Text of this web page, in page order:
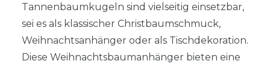
Tannenbaumkugeln sind vielseitig einsetzbar,
sei es als klassischer Christbaumschmuck,
Weihnachtsanhänger oder als Tischdekoration.
Diese Weihnachtsbaumanhänger bieten eine